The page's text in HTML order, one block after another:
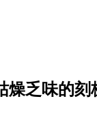
燥乏味的